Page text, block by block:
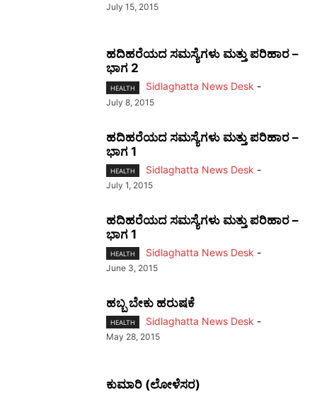
July 15, 2015
ಹದಿಹರೆಯದ ಸಮಸ್ಯೆಗಳು ಮತ್ತು ಪರಿಹಾರ –
ಭಾಗ 2
HEALTH Sidlaghatta News Desk -
July 8, 2015
ಹದಿಹರೆಯದ ಸಮಸ್ಯೆಗಳು ಮತ್ತು ಪರಿಹಾರ –
ಭಾಗ 1
HEALTH Sidlaghatta News Desk -
July 1, 2015
ಹದಿಹರೆಯದ ಸಮಸ್ಯೆಗಳು ಮತ್ತು ಪರಿಹಾರ –
ಭಾಗ 1
HEALTH Sidlaghatta News Desk -
June 3, 2015
ಹಬ್ಬ ಬೇಕು ಹರುಷಕೆ
HEALTH Sidlaghatta News Desk -
May 28, 2015
ಕುಮಾರಿ (ಲೋಳೆಸರ)